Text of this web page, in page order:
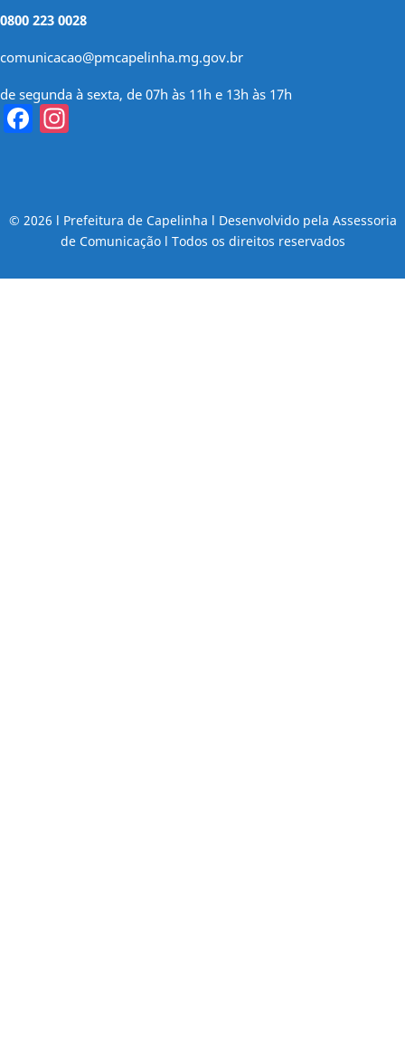
0800 223 0028
comunicacao@pmcapelinha.mg.gov.br
de segunda à sexta, de 07h às 11h e 13h às 17h
Facebook
© 2026 l Prefeitura de Capelinha l Desenvolvido pela Assessoria
de Comunicação l Todos os direitos reservados